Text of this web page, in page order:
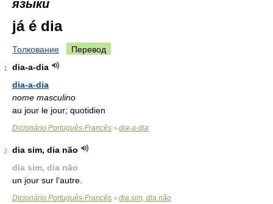
языки
já é dia
Толкование Перевод
1
dia-a-dia
dia-a-dia
nome masculino
au jour le jour; quotidien
Dicionário Português-Francês > dia-a-dia
2
dia sim, dia não
dia sim, dia não
un jour sur l’autre.
Dicionário Português-Francês > dia sim, dia não